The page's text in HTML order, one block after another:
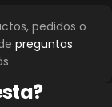
pedidos o
preguntas